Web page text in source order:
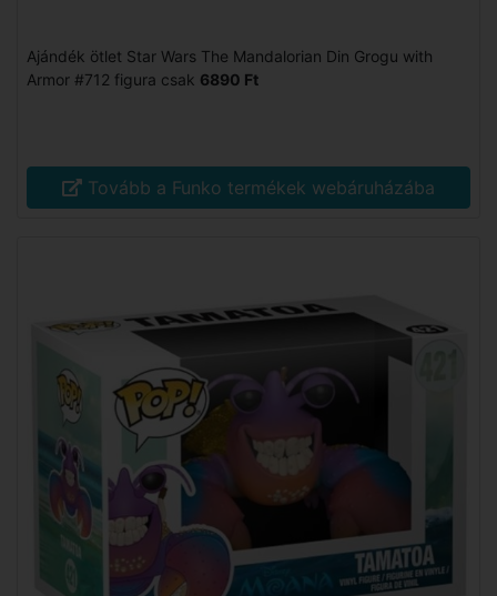
Ajándék ötlet Star Wars The Mandalorian Din Grogu with
Armor #712 figura csak 6890 Ft
Tovább a Funko termékek webáruházába